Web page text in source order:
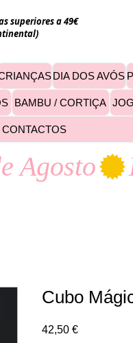
superiores a 49€
Cubo
42,50 €Preço
DIA DOS AVÓS
BAMBU / CORTIÇA
CONTACTOS
Agosto